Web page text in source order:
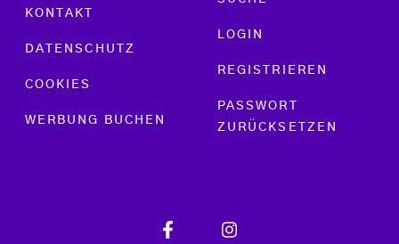
KONTAKT
DATENSCHUTZ
COOKIES
WERBUNG BUCHEN
LOGIN
REGISTRIEREN
PASSWORT
ZURÜCKSETZEN